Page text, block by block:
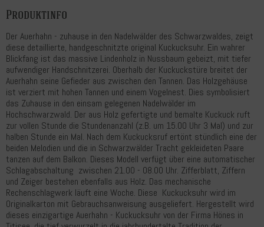
Produktinfo
Der Auerhahn - zuhause in den Nadelwälder des Schwarzwaldes, zeigt
diese detaillierte, handgeschnitzte original Kuckucksuhr. Ein wahrer
Blickfang ist das massive Lindenholz in Nussbaum gebeizt, mit tiefer
aufwendiger Handschnitzerei. Oberhalb der Kuckuckstüre breitet der
Auerhahn seine Gefieder aus zwischen den Tannen. Das Holzgehäuse
ist verziert mit hohen Tannen und einem Vogelnest. Dies symbolisiert
das Zuhause in den einsam gelegenen Nadelwälder im
Hochschwarzwald. Der aus Holz gefertigte und bemalte Kuckuck ruft
zur vollen Stunde die Stundenanzahl (z.B. um 15.00 Uhr 3 Mal) und zur
halben Stunde ein Mal. Nach dem Kuckucksruf ertönt stündlich eine der
beiden Melodien und die in Schwarzwälder Tracht gekleideten Paare
tanzen auf dem Balkon. Dieses Modell verfügt über eine automatischer
Schlagabschaltung zwischen 21.00 - 08.00 Uhr. Zifferblatt, Ziffern
und Zeiger bestehen ebenfalls aus Holz. Das mechanische
Rechenschlagwerk läuft eine Woche. Diese Kuckucksuhr wird im
Originalkarton mit Gebrauchsanweisung ausgeliefert. Hergestellt wird
dieses einzigartige Auerhahn - Kuckucksuhr von der Firma Hönes in